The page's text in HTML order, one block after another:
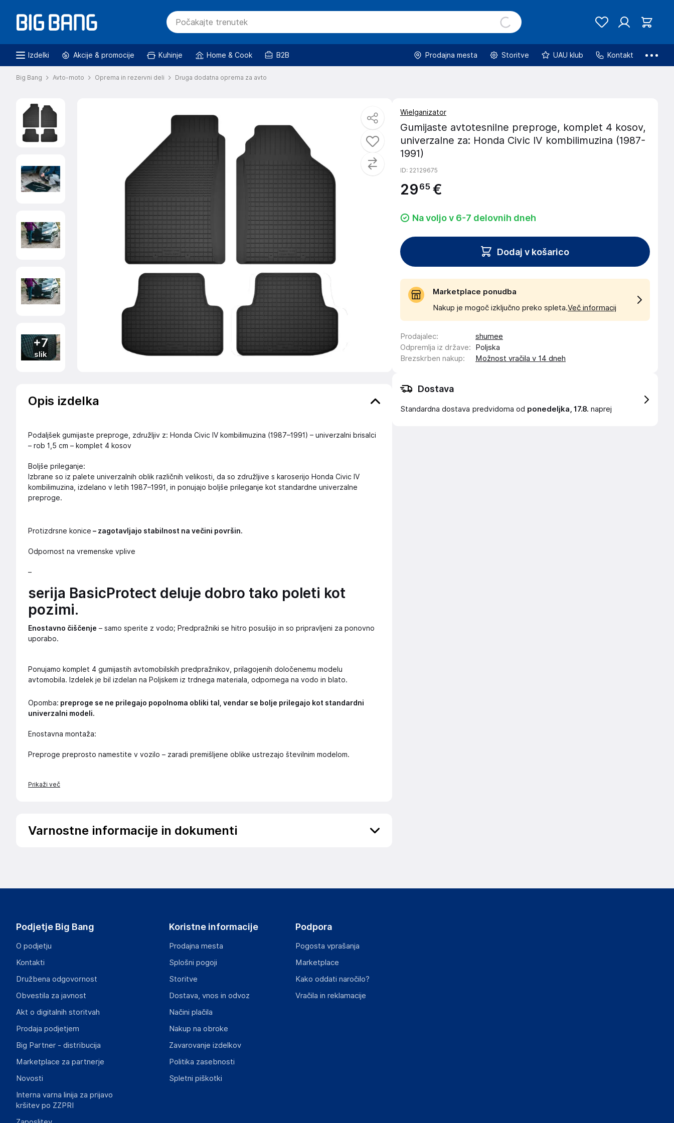
Izdelki Akcije & promocije Kuhinje Home & Cook B2B Prodajna mesta Storitve UAU klub Kontakt
Big Bang Avto-moto Oprema in rezervni deli Druga dodatna oprema za avto
+7
slik
Opis izdelka
Podaljšek gumijaste preproge, združljiv z: Honda Civic IV kombilimuzina (1987–1991) – univerzalni brisalci
– rob 1,5 cm – komplet 4 kosov
Boljše prileganje:
Izbrane so iz palete univerzalnih oblik različnih velikosti, da so združljive s karoserijo Honda Civic IV
kombilimuzina, izdelano v letih 1987–1991, in ponujajo boljše prileganje kot standardne univerzalne
preproge.
Protizdrsne konice – zagotavljajo stabilnost na večini površin.
Odpornost na vremenske vplive
–
serija BasicProtect deluje dobro tako poleti kot
pozimi.
Enostavno čiščenje – samo sperite z vodo; Predpražniki se hitro posušijo in so pripravljeni za ponovno
uporabo.
Ponujamo komplet 4 gumijastih avtomobilskih predpražnikov, prilagojenih določenemu modelu
avtomobila. Izdelek je bil izdelan na Poljskem iz trdnega materiala, odpornega na vodo in blato.
Opomba: preproge se ne prilegajo popolnoma obliki tal, vendar se bolje prilegajo kot standardni
univerzalni modeli.
Enostavna montaža:
Preproge preprosto namestite v vozilo – zaradi premišljene oblike ustrezajo številnim modelom.
Prikaži več
Varnostne informacije in dokumenti
piotrek@wielganizator.pl
Gospodarski subjekt s sedežem v EU, ki zagotavlja skladnost izdelka z zahtevanimi predpisi.
ul. Szkolna 6, 64-000 Racot
Poland
Slike o varnosti izdelka
Slike o varnosti izdelka vsebujejo opozorila na embalaži izdelka in lahko vključujejo ključne varnostne
Wielganizator
Gumijaste avtotesnilne preproge, komplet 4 kosov,
univerzalne za: Honda Civic IV kombilimuzina (1987-
1991)
ID: 22129675
29 65 €
Na voljo v 6-7 delovnih dneh
Dodaj v košarico
Marketplace ponudba
Nakup je mogoč izključno preko spleta.Več informacij
Prodajalec:
shumee
Odpremlja iz države:
Poljska
Brezskrben nakup: Možnost vračila v 14 dneh
Dostava
Standardna dostava predvidoma od ponedeljka, 17.8. naprej
Podjetje Big Bang
O podjetju
Kontakti
Družbena odgovornost
Obvestila za javnost
Akt o digitalnih storitvah
Prodaja podjetjem
Big Partner - distribucija
Marketplace za partnerje
Novosti
Interna varna linija za prijavo
kršitev po ZZPRI
Koristne informacije
Prodajna mesta
Splošni pogoji
Storitve
Dostava, vnos in odvoz
Načini plačila
Nakup na obroke
Zavarovanje izdelkov
Politika zasebnosti
Spletni piškotki
Podpora
Pogosta vprašanja
Marketplace
Kako oddati naročilo?
Vračila in reklamacije